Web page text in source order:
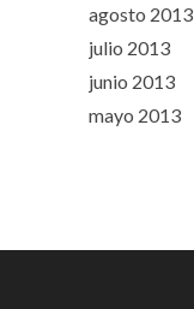
agosto 2013
julio 2013
junio 2013
mayo 2013